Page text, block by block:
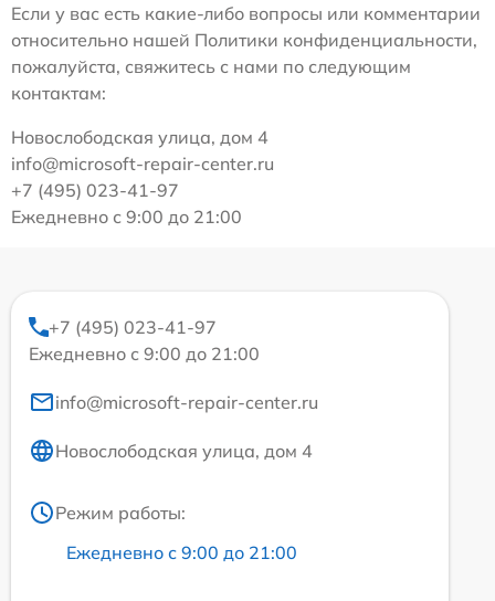
Если у вас есть какие-либо вопросы или комментарии
относительно нашей Политики конфиденциальности,
пожалуйста, свяжитесь с нами по следующим
контактам:
Новослободская улица, дом 4
info@microsoft-repair-center.ru
+7 (495) 023-41-97
Ежедневно с 9:00 до 21:00
+7 (495) 023-41-97
Ежедневно с 9:00 до 21:00
info@microsoft-repair-center.ru
Новослободская улица, дом 4
Режим работы:
Ежедневно с 9:00 до 21:00